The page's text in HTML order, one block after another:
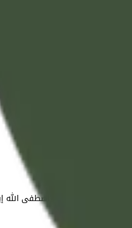
خَلِيلًا
الباطلة. وقد اصطفى الله